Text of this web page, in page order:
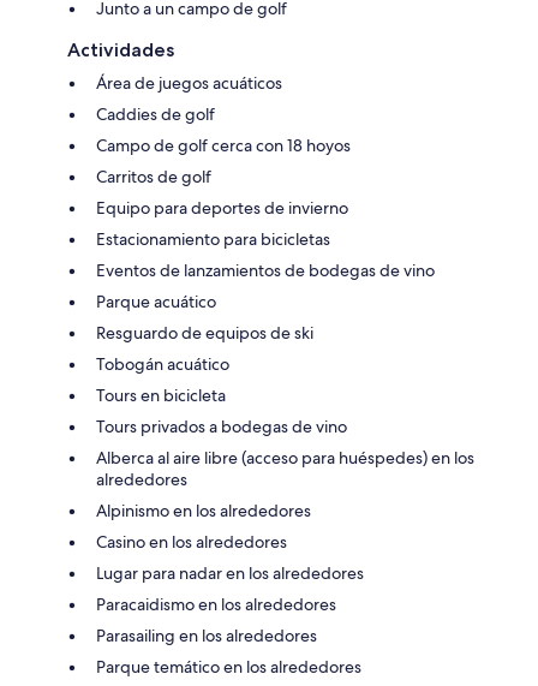
Junto a un campo de golf
Actividades
Área de juegos acuáticos
Caddies de golf
Campo de golf cerca con 18 hoyos
Carritos de golf
Equipo para deportes de invierno
Estacionamiento para bicicletas
Eventos de lanzamientos de bodegas de vino
Parque acuático
Resguardo de equipos de ski
Tobogán acuático
Tours en bicicleta
Tours privados a bodegas de vino
Alberca al aire libre (acceso para huéspedes) en los
alrededores
Alpinismo en los alrededores
Casino en los alrededores
Lugar para nadar en los alrededores
Paracaidismo en los alrededores
Parasailing en los alrededores
Parque temático en los alrededores